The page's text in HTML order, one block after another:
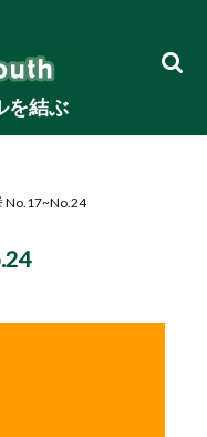
を結ぶ
No.17~No.24